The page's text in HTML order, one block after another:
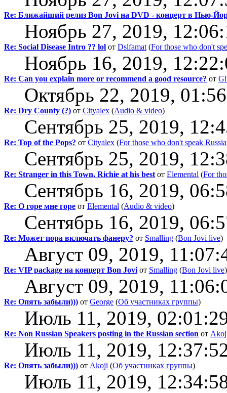
Re: Ближайший релиз Bon Jovi на DVD - концерт в Нью-
Ноябрь 27, 2019,
Re: Social Disease Intro ?? lol от Dslfamat (For those who don't
Ноябрь 16, 2019,
Re: Can you explain more or recommend a good resource? от
Октябрь 22, 2019,
Re: Dry County (?) от Cityalex (Audio & video)
Сентябрь 25, 2019,
Re: Top of the Pops? от Cityalex (For those who don't speak
Сентябрь 25, 2019,
Re: Stranger in this Town, Richie at his best от Elemental (For
Сентябрь 16, 2019,
Re: О горе мне горе от Elemental (Audio & video)
Сентябрь 16, 2019,
Re: Может пора включать фанеру? от Smalling (Bon Jovi live)
Август 09, 2019,
Re: VIP package на концерт Bon Jovi от Smalling (Bon Jovi live)
Август 09, 2019,
Re: Опять забыли))) от George (Об участниках группы)
Июль 11, 2019,
Re: Non Russian Speakers posting in the Russian section от
Июль 11, 2019,
Re: Опять забыли))) от Akoji (Об участниках группы)
Июль 11, 2019,